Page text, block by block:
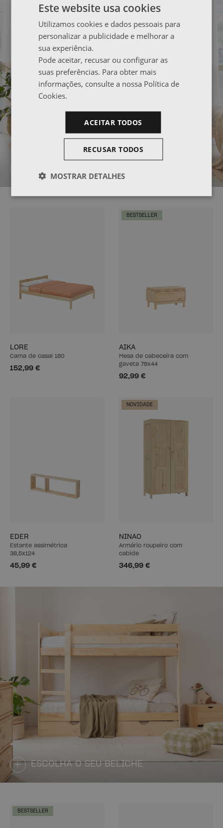
LORE
Cama de casal 180
152,99 €
BESTSELLER
AIKA
Mesa de cabeceira com
gaveta 78x44
92,99 €
EDER
Estante assimétrica
38,5x124
45,99 €
NOVIDADE
NINAO
Armário roupeiro com
cabide
346,99 €
ESCOLHA O SEU BELICHE
BESTSELLER
Este website usa cookies
Utilizamos cookies e dados pessoais para
personalizar a publicidade e melhorar a
sua experiência.
Pode aceitar, recusar ou configurar as
suas preferências. Para obter mais
informações, consulte a nossa Política de
Cookies.
ACEITAR TODOS
RECUSAR TODOS
MOSTRAR DETALHES